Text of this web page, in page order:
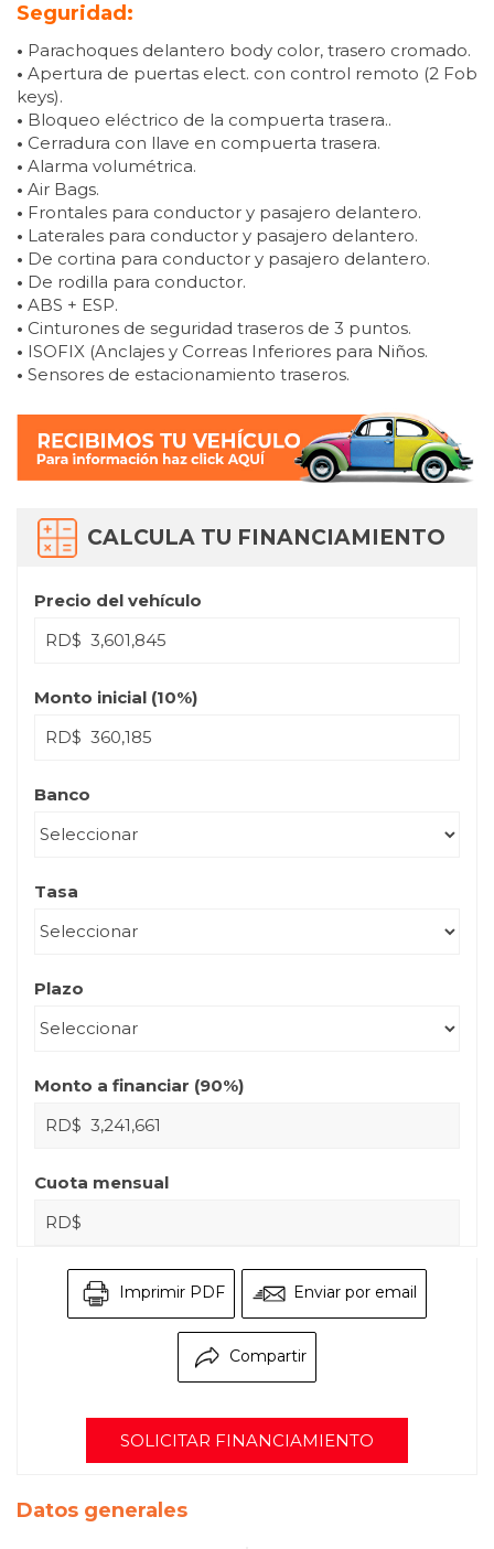
Seguridad:
• Parachoques delantero body color, trasero cromado.
• Apertura de puertas elect. con control remoto (2 Fob
keys).
• Bloqueo eléctrico de la compuerta trasera..
• Cerradura con llave en compuerta trasera.
• Alarma volumétrica.
• Air Bags.
• Frontales para conductor y pasajero delantero.
• Laterales para conductor y pasajero delantero.
• De cortina para conductor y pasajero delantero.
• De rodilla para conductor.
• ABS + ESP.
• Cinturones de seguridad traseros de 3 puntos.
• ISOFIX (Anclajes y Correas Inferiores para Niños.
• Sensores de estacionamiento traseros.
CALCULA TU FINANCIAMIENTO
Precio del vehículo
RD$
Monto inicial (10%)
RD$
Banco
Tasa
Plazo
Monto a financiar (90%)
RD$
Cuota mensual
RD$
Imprimir PDF Enviar por email
Compartir
SOLICITAR FINANCIAMIENTO
Datos generales